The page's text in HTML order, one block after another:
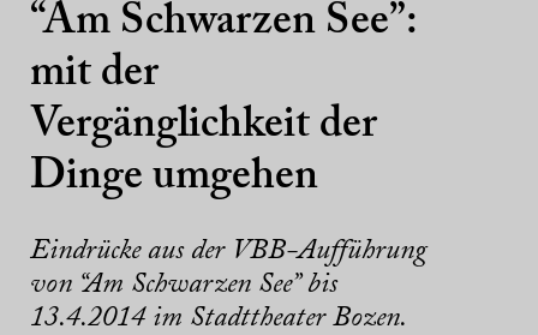
“Am Schwarzen See”:
mit der
Vergänglichkeit der
Dinge umgehen
Eindrücke aus der VBB-Aufführung
von “Am Schwarzen See” bis
13.4.2014 im Stadttheater Bozen.